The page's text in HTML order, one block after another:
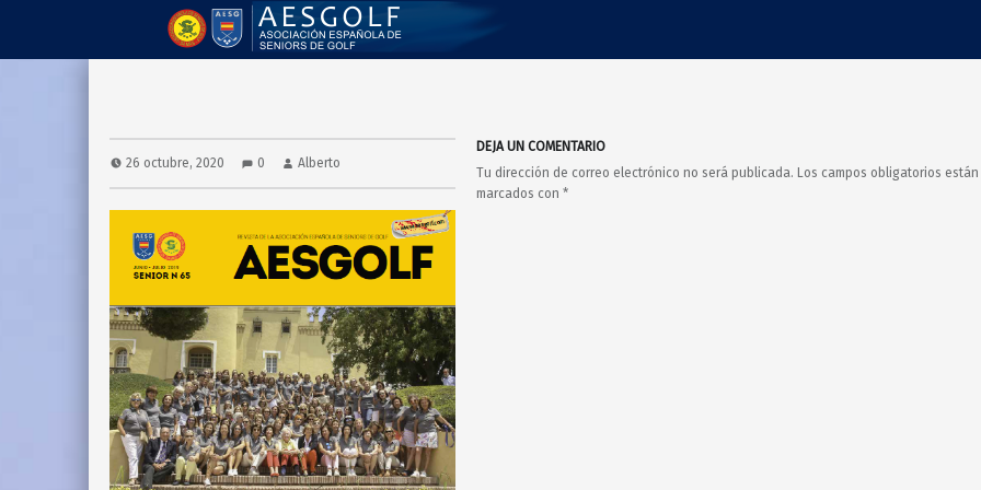
26 octubre, 2020 0 Alberto
DEJA UN COMENTARIO
Tu dirección de correo electrónico no será publicada. Los campos obligatorios están
marcados con*